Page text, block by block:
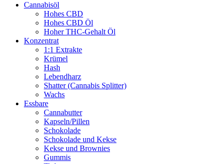
Cannabisöl
Hohes CBD
Hohes CBD Öl
Hoher THC-Gehalt Öl
Konzentrat
1:1 Extrakte
Krümel
Hash
Lebendharz
Shatter (Cannabis Splitter)
Wachs
Essbare
Cannabutter
Kapseln/Pillen
Schokolade
Schokolade und Kekse
Kekse und Brownies
Gummis